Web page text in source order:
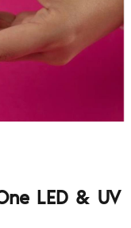
LED & UV